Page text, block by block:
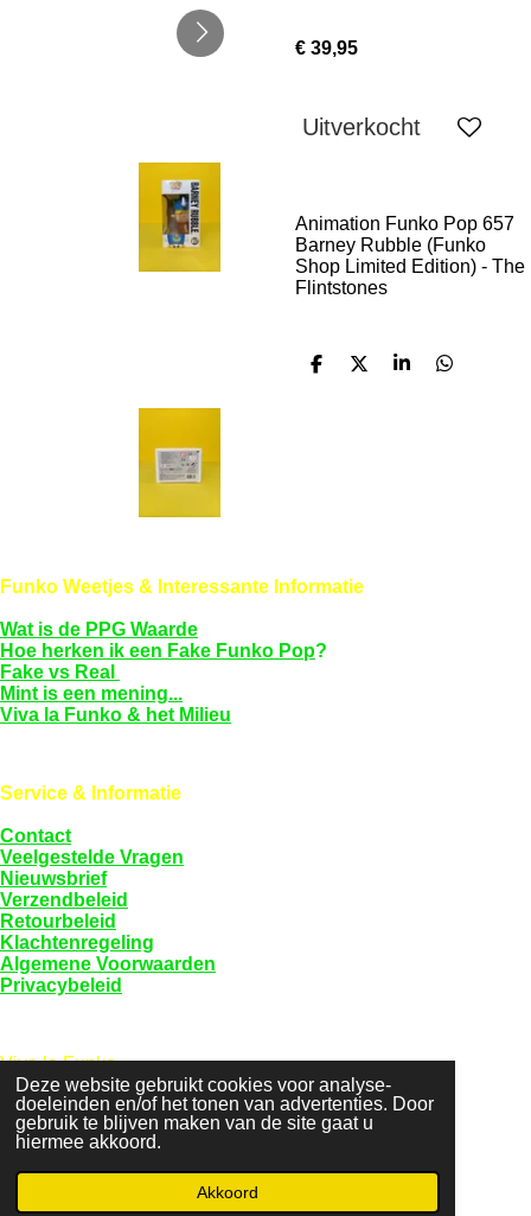
Deze website gebruikt cookies voor analyse-
doeleinden en/of het tonen van advertenties. Door
gebruik te blijven maken van de site gaat u
hiermee akkoord.
Akkoord
€ 39,95
Uitverkocht
Animation Funko Pop 657
Barney Rubble (Funko
Shop Limited Edition) - The
Flintstones
D
D
S
D
Funko Weetjes & Interessante Informatie
Wat is de PPG Waarde
Hoe herken ik een Fake Funko Pop?
Fake vs Real
Mint is een mening...
Viva la Funko & het Milieu
Service & Informatie
Contact
Veelgestelde Vragen
Nieuwsbrief
Verzendbeleid
Retourbeleid
Klachtenregeling
Algemene Voorwaarden
Privacybeleid
Viva la Funko
KVK: 94589968
BTW: NL005097209B81
F
© 2022 - 2026 Viva la Funko